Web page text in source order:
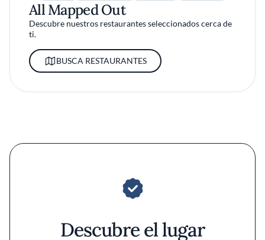
All Mapped Out
Descubre nuestros restaurantes seleccionados cerca de
ti.
BUSCA RESTAURANTES
Descubre el lugar